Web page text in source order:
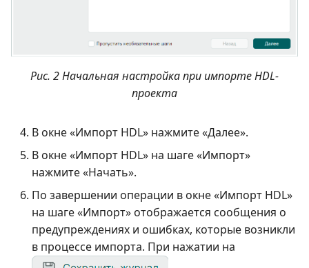
Рис. 2 Начальная настройка при импорте HDL-
проекта
В окне «Импорт HDL» нажмите «Далее».
В окне «Импорт HDL» на шаге «Импорт»
нажмите «Начать».
По завершении операции в окне «Импорт HDL»
на шаге «Импорт» отображается сообщения о
предупреждениях и ошибках, которые возникли
в процессе импорта. При нажатии на